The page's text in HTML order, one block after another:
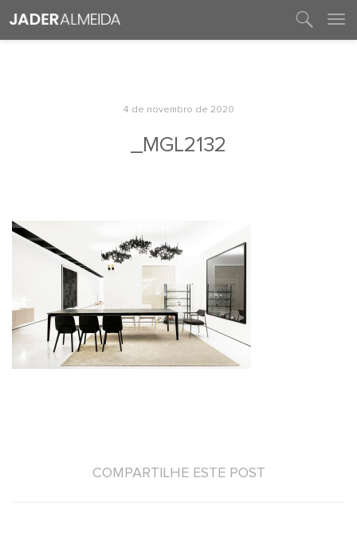
4 de novembro de 2020
_MGL2132
COMPARTILHE ESTE POST